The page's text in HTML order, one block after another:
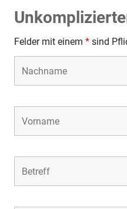
Felder mit einem * sind